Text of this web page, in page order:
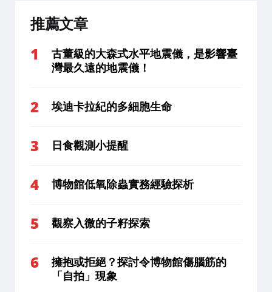
推薦文章
古董級的大森式水平地震儀，是影響臺
灣最久遠的地震儀！
埃迪卡拉紀的多細胞生命
日食觀測小提醒
博物館低氧除蟲實務經驗探析
觀察入微的子籽探索
擁抱或拒絕？探討令博物館傷腦筋的
「自拍」現象